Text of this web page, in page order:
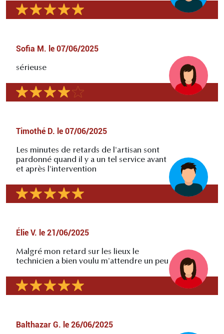
Sofia M. le 07/06/2025
sérieuse
Timothé D. le 07/06/2025
Les minutes de retards de l'artisan sont
pardonné quand il y a un tel service avant
et après l'intervention
Élie V. le 21/06/2025
Malgré mon retard sur les lieux le
technicien a bien voulu m'attendre un peu
Balthazar G. le 26/06/2025